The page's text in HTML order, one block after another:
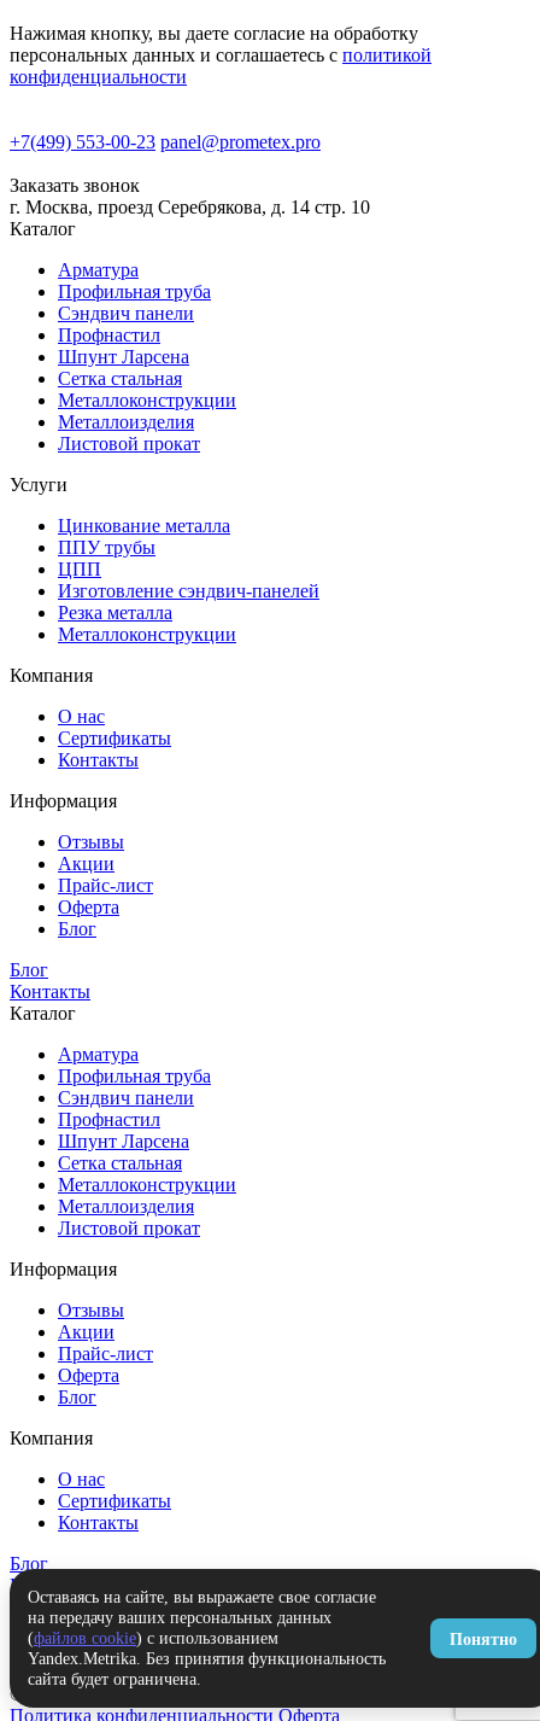
Нажимая кнопку, вы даете согласие на обработку
персональных данных и соглашаетесь с политикой
конфиденциальности
+7(499) 553-00-23 panel@prometex.pro
Заказать звонок
г. Москва, проезд Серебрякова, д. 14 стр. 10
Каталог
Арматура
Профильная труба
Сэндвич панели
Профнастил
Шпунт Ларсена
Сетка стальная
Металлоконструкции
Металлоизделия
Листовой прокат
Услуги
Цинкование металла
ППУ трубы
ЦПП
Изготовление сэндвич-панелей
Резка металла
Металлоконструкции
Компания
О нас
Сертификаты
Контакты
Информация
Отзывы
Акции
Прайс-лист
Оферта
Блог
Блог
Контакты
Каталог
Арматура
Профильная труба
Сэндвич панели
Профнастил
Шпунт Ларсена
Сетка стальная
Металлоконструкции
Металлоизделия
Листовой прокат
Информация
Отзывы
Акции
Прайс-лист
Оферта
Блог
Компания
О нас
Сертификаты
Контакты
Блог
Контакты
Заказать звонок
+7(499) 553-00-23 panel@prometex.pro
© 2026 Интернет-магазин Прометекс
Политика конфиденциальности Оферта
Оставаясь на сайте, вы выражаете свое согласие
на передачу ваших персональных данных
(файлов cookie) с использованием
Yandex.Metrika. Без принятия функциональность
сайта будет ограничена.
Понятно